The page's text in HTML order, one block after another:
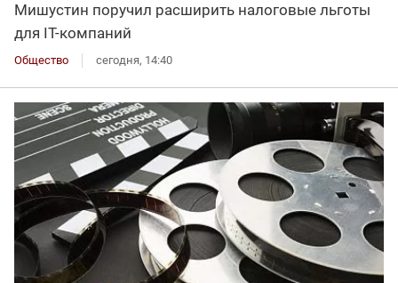
Мишустин поручил расширить налоговые льготы
для IT-компаний
Общество сегодня, 14:40